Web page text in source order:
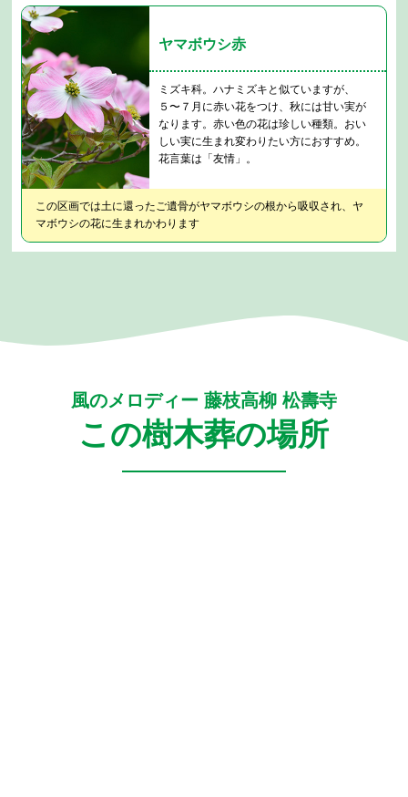
ヤマボウシ赤
ミズキ科。ハナミズキと似ていますが、
５〜７月に赤い花をつけ、秋には甘い実が
なります。赤い色の花は珍しい種類。おい
しい実に生まれ変わりたい方におすすめ。
花言葉は「友情」。
この区画では土に還ったご遺骨がヤマボウシの根から吸収され、ヤ
マボウシの花に生まれかわります
風のメロディー 藤枝高柳 松壽寺
この樹木葬の場所